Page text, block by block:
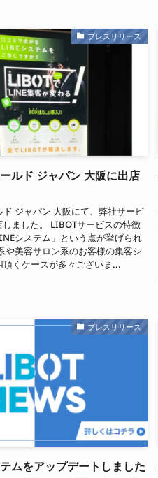
プレスリリース
ルド ジャパン 大阪に出店
ド ジャパン 大阪にて、弊社サービ
ました。 LIBOTサービスの特徴
システム」という点が挙げられ
や美容サロン系のお客様の集客シ
頂くケースが多々ございま...
プレスリリース
ムをアップデートしました